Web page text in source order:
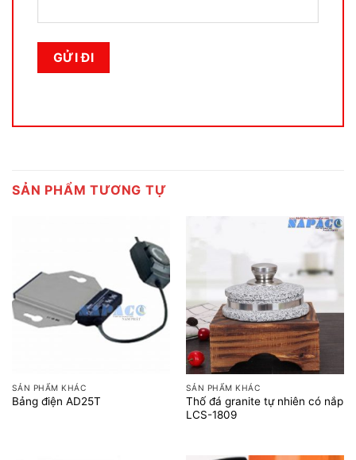
SẢN PHẨM TƯƠNG TỰ
SẢN PHẨM KHÁC
Bảng điện AD25T
SẢN PHẨM KHÁC
Thố đá granite tự nhiên có nắp
LCS-1809